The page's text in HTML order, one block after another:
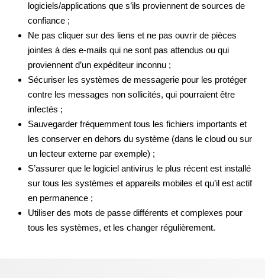
logiciels/applications que s’ils proviennent de sources de
confiance ;
Ne pas cliquer sur des liens et ne pas ouvrir de pièces
jointes à des e-mails qui ne sont pas attendus ou qui
proviennent d’un expéditeur inconnu ;
Sécuriser les systèmes de messagerie pour les protéger
contre les messages non sollicités, qui pourraient être
infectés ;
Sauvegarder fréquemment tous les fichiers importants et
les conserver en dehors du système (dans le cloud ou sur
un lecteur externe par exemple) ;
S’assurer que le logiciel antivirus le plus récent est installé
sur tous les systèmes et appareils mobiles et qu’il est actif
en permanence ;
Utiliser des mots de passe différents et complexes pour
tous les systèmes, et les changer régulièrement.